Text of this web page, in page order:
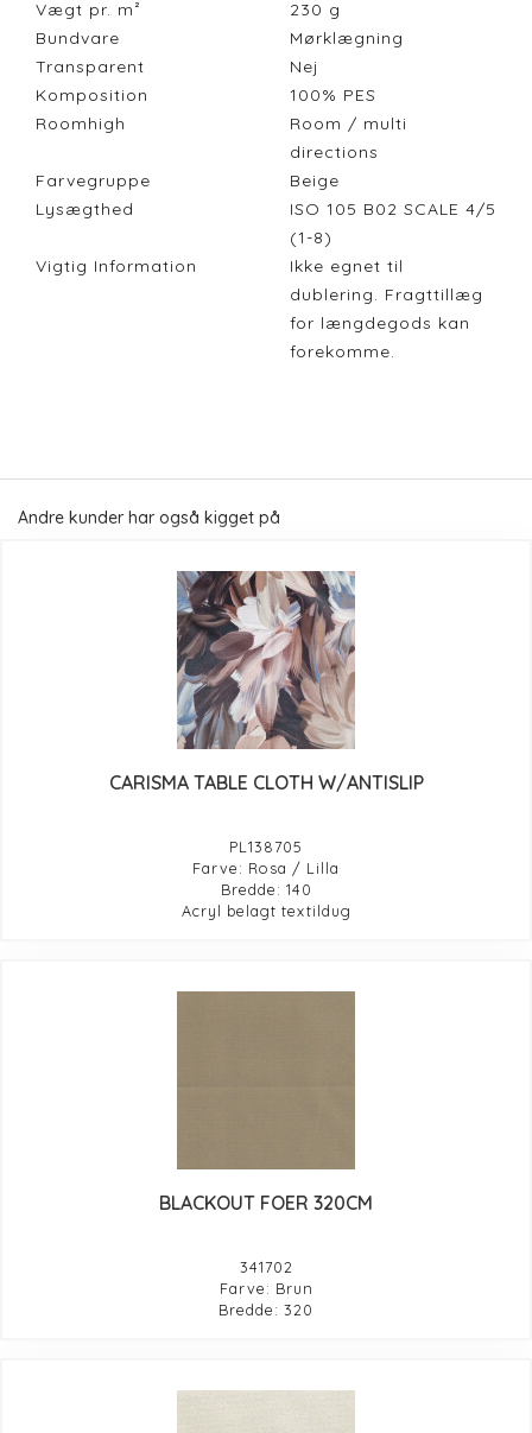
Vægt pr. m²
230 g
Bundvare
Mørklægning
Transparent
Nej
Komposition
100% PES
Roomhigh
Room / multi
directions
Farvegruppe
Beige
Lysægthed
ISO 105 B02 SCALE 4/5
(1-8)
Vigtig Information
Ikke egnet til
dublering. Fragttillæg
for længdegods kan
forekomme.
Andre kunder har også kigget på
CARISMA TABLE CLOTH W/ANTISLIP
PL138705
Farve: Rosa / Lilla
Bredde: 140
Acryl belagt textildug
BLACKOUT FOER 320CM
341702
Farve: Brun
Bredde: 320